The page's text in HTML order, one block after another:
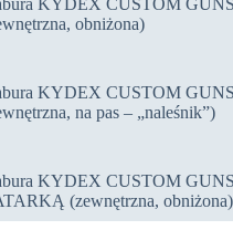
obniżona)
KYDEX CUSTOM
na pas – „naleśnik”)
KYDEX CUSTOM
(zewnętrzna, obniżona)